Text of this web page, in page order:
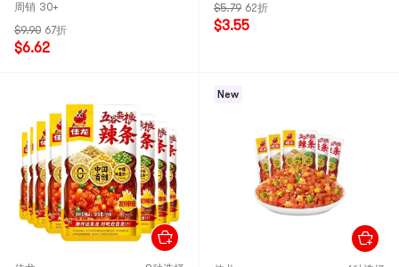
周销 30+
$9.90 67折
$6.62
$5.79 62折
$3.55
New